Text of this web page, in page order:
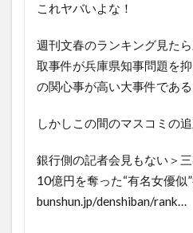
これヤバいよな！
週刊文春のランキング見た
取事件が兵庫県知事問題を
の関心事が高い大事件である
しかしこの間のマスコミの
銀行側の記者会見もない＞
10億円を奪った“有名女優似
bunshun.jp/denshiban/rank…